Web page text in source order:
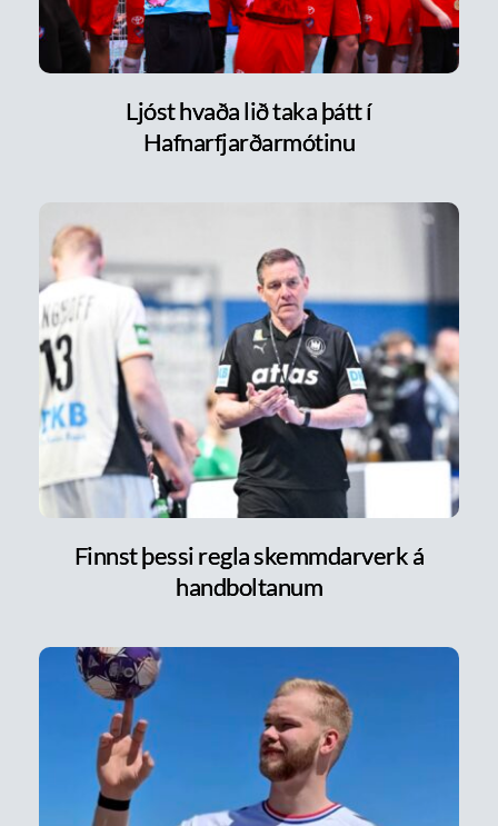
Ljóst hvaða lið taka þátt í
Hafnarfjarðarmótinu
Finnst þessi regla skemmdarverk á
handboltanum